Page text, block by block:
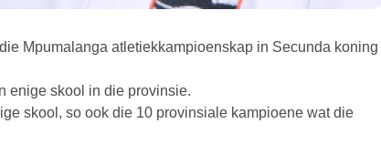
Mpumalanga atletiekkampioenskap in Secunda koning
enige skool in die provinsie.
skool, so ook die 10 provinsiale kampioene wat die